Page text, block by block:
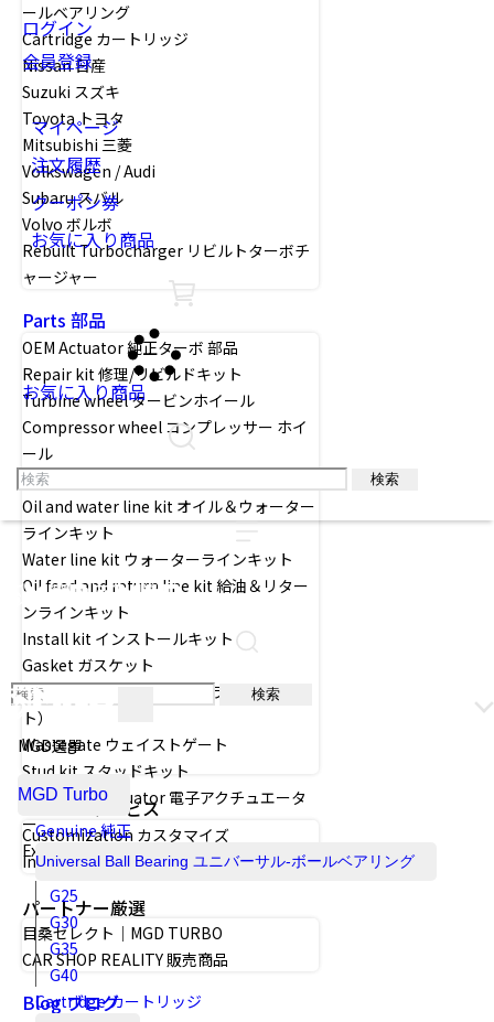
ールベアリング
Cartridge カートリッジ
Nissan 日産
Suzuki スズキ
Toyota トヨタ
Mitsubishi 三菱
Volkswagen / Audi
Subaru スバル
Volvo ボルボ
Rebuilt Turbocharger リビルトターボチ
ャージャー
Parts 部品
OEM Actuator 純正ターボ 部品
Repair kit 修理/リビルドキット
Turbine wheel タービンホイール
Compressor wheel コンプレッサー ホイ
ール
Oil feed line kit 給油ラインキット
Oil and water line kit オイル＆ウォーター
ラインキット
Water line kit ウォーターラインキット
Oil feed and return line kit 給油＆リター
ンラインキット
Install kit インストールキット
Gasket ガスケット
Turbine Inlet flange kit フランジ（キッ
ト）
Wastegate ウェイストゲート
Stud kit スタッドキット
Electronic actuator 電子アクチュエータ
ー
Exhaust manifold 排気マニホールド
Service サービス
Customization カスタマイズ
Insurance 保険
パートナー厳選
目桑セレクト｜MGD TURBO
CAR SHOP REALITY 販売商品
Blog ブログ
ログイン
会員登録
マイページ
注文履歴
クーポン券
お気に入り商品
お気に入り商品
検索
検索
MGD選單
MGD Turbo
Genuine 純正
Universal Ball Bearing ユニバーサル-ボールベアリング
G25
G30
G35
G40
Cartridge カートリッジ